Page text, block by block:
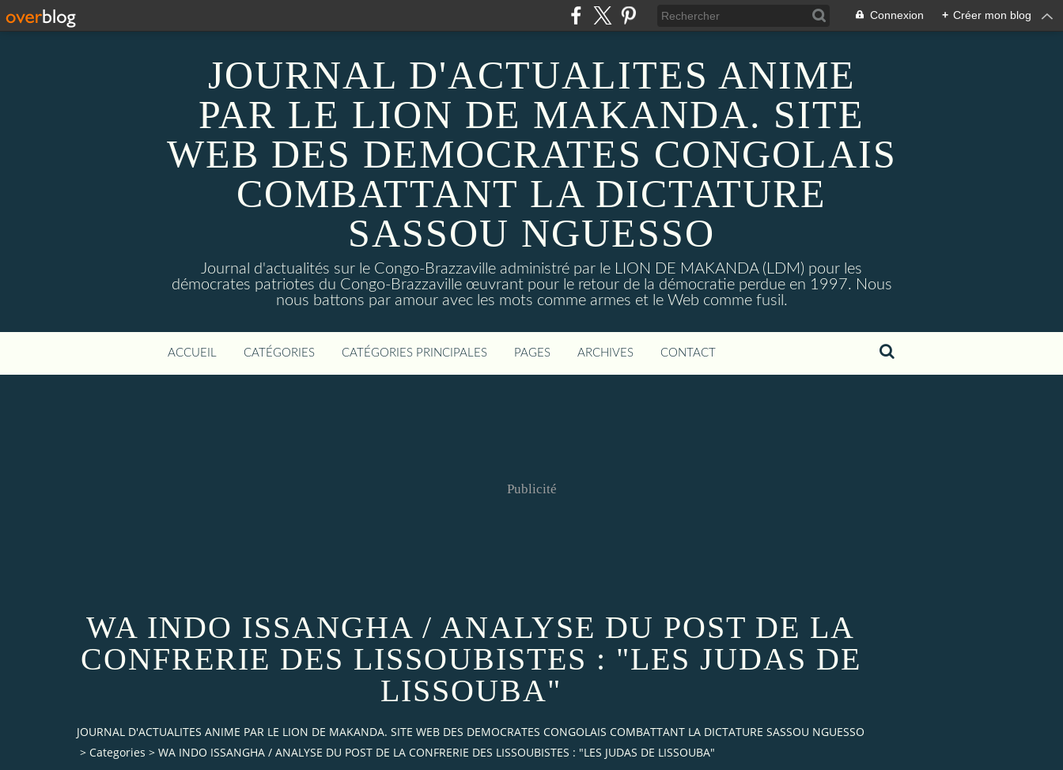
Connexion + Créer mon blog
JOURNAL D'ACTUALITES ANIME
PAR LE LION DE MAKANDA. SITE
WEB DES DEMOCRATES CONGOLAIS
COMBATTANT LA DICTATURE
SASSOU NGUESSO
Journal d'actualités sur le Congo-Brazzaville administré par le LION DE MAKANDA (LDM) pour les
démocrates patriotes du Congo-Brazzaville œuvrant pour le retour de la démocratie perdue en 1997. Nous
nous battons par amour avec les mots comme armes et le Web comme fusil.
ACCUEIL CATÉGORIES CATÉGORIES PRINCIPALES PAGES ARCHIVES CONTACT
Publicité
WA INDO ISSANGHA / ANALYSE DU POST DE LA
CONFRERIE DES LISSOUBISTES : "LES JUDAS DE
LISSOUBA"
JOURNAL D'ACTUALITES ANIME PAR LE LION DE MAKANDA. SITE WEB DES DEMOCRATES CONGOLAIS COMBATTANT LA DICTATURE SASSOU NGUESSO
> Categories > WA INDO ISSANGHA / ANALYSE DU POST DE LA CONFRERIE DES LISSOUBISTES : "LES JUDAS DE LISSOUBA"